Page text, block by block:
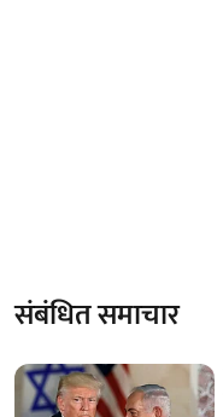
संबंधित समाचार